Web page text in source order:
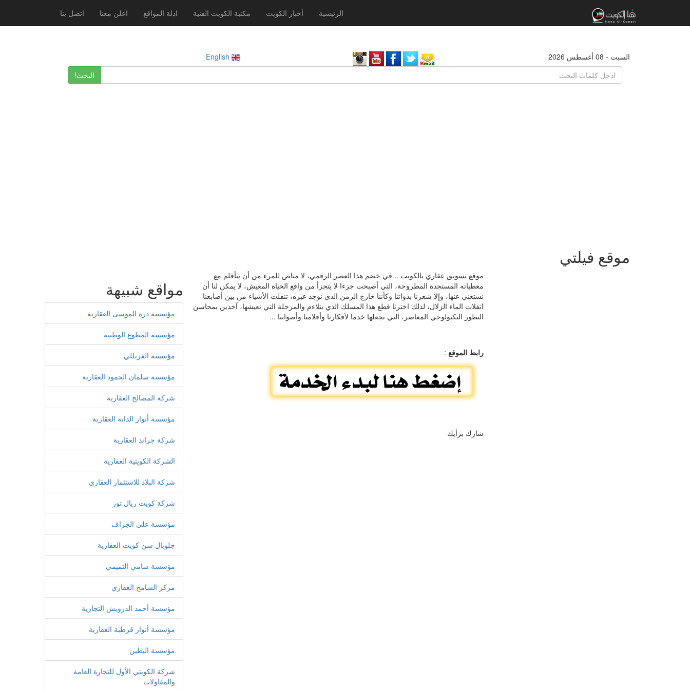
الرئيسية أخبار الكويت مكتبة الكويت الفنية ادلة المواقع اعلن معنا اتصل بنا
السبت - 08 أغسطس 2026
البحث!
موقع فيلتي
موقع تسويق عقاري بالكويت .. في خضم هذا العصر الرقمي، لا مناص للمرء من أن يتأقلم مع
معطياته المستجدة المطروحة، التي أصبحت جزءا لا يتجزأ من واقع الحياة المعيش، لا يمكن لنا أن
نستغني عنها، وإلا شعرنا بذواتنا وكأننا خارج الزمن الذي نوجد عبره، تنفلت الأشياء من بين أصابعنا
انفلات الماء الزلال، لذلك اخترنا قطع هذا المسلك الذي يتلاءم والمرحلة التي نعيشها، آخذين بمحاسن
التطور التكنولوجي المعاصر، التي نجعلها خدما لأفكارنا وأقلامنا وأصواتنا ...
رابط الموقع :
شارك برأيك
مواقع شبيهة
مؤسسة درة الموسى العقارية
مؤسسة المطوع الوطنية
مؤسسة الغربللي
مؤسسة سلمان الحمود العقارية
شركة المصالح العقارية
مؤسسة أنوار الدانة العقارية
شركة جراند العقارية
الشركة الكويتية العقارية
شركة البلاد للاستثمار العقاري
شركة كويت ريال تور
مؤسسة علي الجزاف
جلوبال سن كويت العقارية
مؤسسة سامي التميمي
مركز الشامخ العقاري
مؤسسة أحمد الدرويش التجارية
مؤسسة أنوار قرطبة العقارية
مؤسسة البطين
شركة الكويتي الأول للتجارة العامة
والمقاولات